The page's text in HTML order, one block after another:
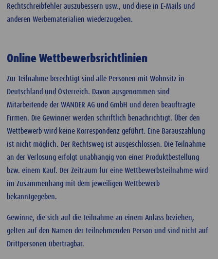
Rechtschreibfehler auszubessern usw., und diese in E-Mails und
anderen Werbematerialien wiederzugeben.
Online Wettbewerbsrichtlinien
Zur Teilnahme berechtigt sind alle Personen mit Wohnsitz in
Deutschland und Österreich. Davon ausgenommen sind
Mitarbeitende der WANDER AG und GmbH und deren beauftragte
Firmen. Die Gewinner werden schriftlich benachrichtigt. Über den
Wettbewerb wird keine Korrespondenz geführt. Eine Barauszahlung
ist nicht möglich. Der Rechtsweg ist ausgeschlossen. Die Teilnahme
an der Verlosung erfolgt unabhängig von einer Produktbestellung
bzw. einem Kauf. Der Zeitraum für eine Wettbewerbsteilnahme wird
im Zusammenhang mit dem jeweiligen Wettbewerb
bekanntgegeben.
Gewinne, die sich auf die Teilnahme an einem Anlass beziehen,
gelten auf den Namen der teilnehmenden Person und sind nicht auf
Drittpersonen übertragbar.